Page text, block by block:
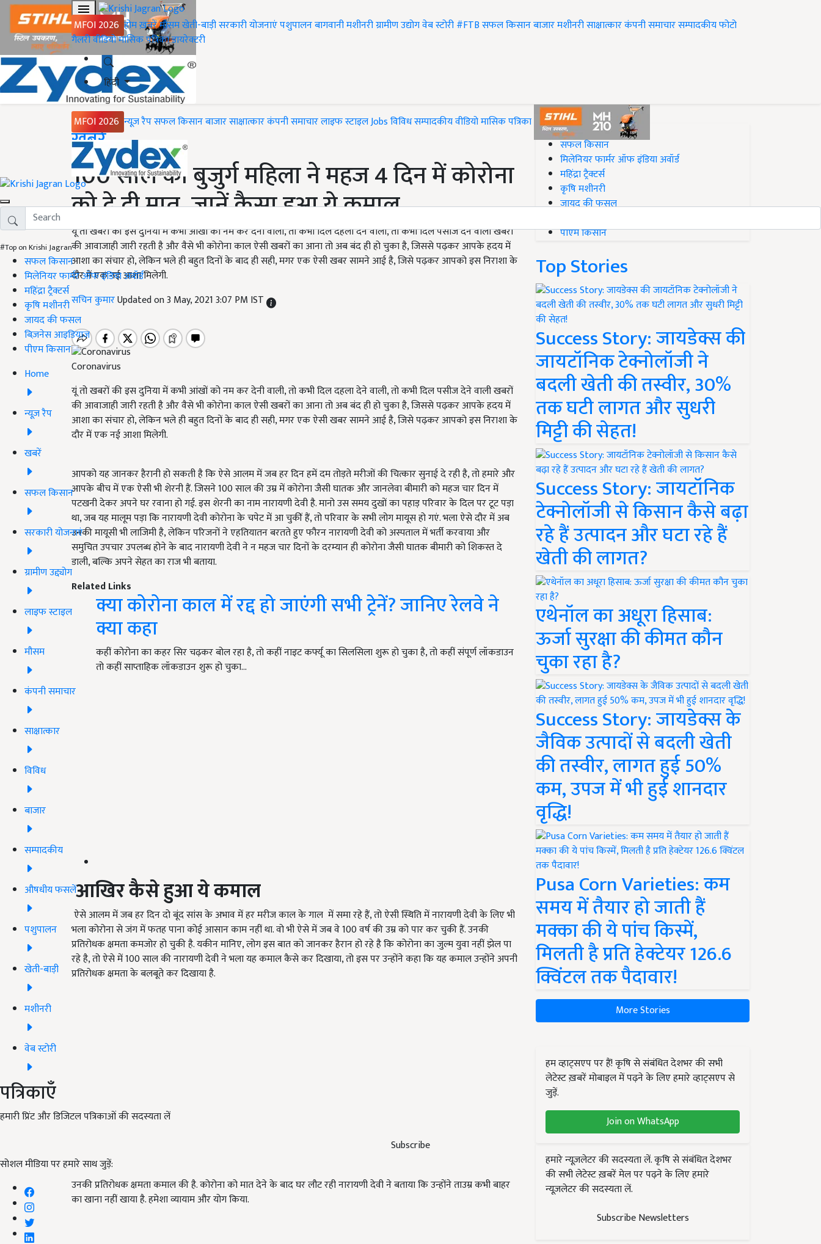
MFOI 2026 होमख़बरेंमौसमखेती-बाड़ीसरकारी योजनाएंपशुपालनबागवानीमशीनरीग्रामीण उद्योगवेब स्टोरी#FTBसफल किसानबाजारमशीनरीसाक्षात्कारकंपनी समाचारसम्पादकीयफोटो
गैलरीवीडियोमासिक पत्रिकाडायरेक्टरी
हिंदी
MFOI 2026 न्यूज़ रैपसफल किसानबाजारसाक्षात्कारकंपनी समाचारलाइफ स्टाइलJobsविविधसम्पादकीयवीडियोमासिक पत्रिका
#Top on Krishi Jagran
सफल किसान
मिलेनियर फार्मर ऑफ इंडिया अवॉर्ड
महिंद्रा ट्रैक्टर्स
कृषि मशीनरी
जायद की फसल
बिज़नेस आइडियाज
पीएम किसान
Home
न्यूज़ रैप
खबरें
सफल किसान
सरकारी योजनाएं
ग्रामीण उद्द्योग
लाइफ स्टाइल
मौसम
कंपनी समाचार
साक्षात्कार
विविध
बाजार
सम्पादकीय
औषधीय फसलें
पशुपालन
खेती-बाड़ी
मशीनरी
वेब स्टोरी
पत्रिकाएँ
हमारी प्रिंट और डिजिटल पत्रिकाओं की सदस्यता लें
Subscribe
सोशल मीडिया पर हमारे साथ जुड़ें:
Home
ख़बरें
100 साल की बुजुर्ग महिला ने महज 4 दिन में कोरोना
को दे दी मात, जानें कैसा हुआ ये कमाल
यूं तो खबरों की इस दुनिया में कभी आंखों को नम कर देनी वाली, तो कभी दिल दहला देने वाली, तो कभी दिल पसीज देने वाली खबरों
की आवाजाही जारी रहती है और वैसे भी कोरोना काल ऐसी खबरों का आना तो अब बंद ही हो चुका है, जिससे पढ़कर आपके हदय में
आशा का संचार हो, लेकिन भले ही बहुत दिनों के बाद ही सही, मगर एक ऐसी खबर सामने आई है, जिसे पढ़कर आपको इस निराशा के
दौर में एक नई आशा मिलेगी.
सचिन कुमारUpdated on 3 May, 2021 3:07 PM IST
Coronavirus
यूं तो खबरों की इस दुनिया में कभी आंखों को नम कर देनी वाली, तो कभी दिल दहला देने वाली, तो कभी दिल पसीज देने वाली खबरों
की आवाजाही जारी रहती है और वैसे भी कोरोना काल ऐसी खबरों का आना तो अब बंद ही हो चुका है, जिससे पढ़कर आपके हदय में
आशा का संचार हो, लेकिन भले ही बहुत दिनों के बाद ही सही, मगर एक ऐसी खबर सामने आई है, जिसे पढ़कर आपको इस निराशा के
दौर में एक नई आशा मिलेगी.
आपको यह जानकर हैरानी हो सकती है कि ऐसे आलम में जब हर दिन हमें दम तोड़ते मरीजों की चित्कार सुनाई दे रही है, तो हमारे और
आपके बीच में एक ऐसी भी शेरनी हैं. जिसने 100 साल की उम्र में कोरोना जैसी घातक और जानलेवा बीमारी को महज चार दिन में
पटखनी देकर अपने घर रवाना हो गई. इस शेरनी का नाम नारायणी देवी है. मानो उस समय दुखों का पहाड़ परिवार के दिल पर टूट पड़ा
था, जब यह मालूम पड़ा कि नारायणी देवी कोरोना के चपेट में आ चुकीं हैं, तो परिवार के सभी लोग मायूस हो गएं. भला ऐसे दौर में अब
उनकी मायूसी भी लाजिमी है, लेकिन परिजनों ने एहतियातन बरतते हुए फौरन नारायणी देवी को अस्पताल में भर्ती करवाया और
समुचित उपचार उपलब्ध होने के बाद नारायणी देवी ने न महज चार दिनों के दरम्यान ही कोरोना जैसी घातक बीमारी को शिकस्त दे
डाली, बल्कि अपने सेहत का राज भी बताया.
Related Links
क्या कोरोना काल में रद्द हो जाएंगी सभी ट्रेनें? जानिए रेलवे ने
क्या कहा
कहीं कोरोना का कहर सिर चढ़कर बोल रहा है, तो कहीं नाइट कर्फ्यू का सिलसिला शुरू हो चुका है, तो कहीं संपूर्ण लॉकडाउन
तो कहीं साप्ताहिक लॉकडाउन शुरू हो चुका…
आखिर कैसे हुआ ये कमाल
ऐसे आलम में जब हर दिन दो बूंद सांस के अभाव में हर मरीज काल के गाल में समा रहे हैं, तो ऐसी स्थिति में नारायणी देवी के लिए भी
भला कोरोना से जंग में फतह पाना कोई आसान काम नहीं था. वो भी ऐसे में जब वे 100 वर्ष की उम्र को पार कर चुकी हैं. उनकी
प्रतिरोधक क्षमता कमजोर हो चुकी है. यकीन मानिए, लोग इस बात को जानकर हैरान हो रहे है कि कोरोना का जुल्म युवा नहीं झेल पा
रहे है, तो ऐसे में 100 साल की नारायणी देवी ने भला यह कमाल कैसे कर दिखाया, तो इस पर उन्होंने कहा कि यह कमाल उन्होंने अपनी
प्रतिरोधक क्षमता के बलबूते कर दिखाया है.
उनकी प्रतिरोधक क्षमता कमाल की है. कोरोना को मात देने के बाद घर लौट रही नारायणी देवी ने बताया कि उन्होंने ताउम्र कभी बाहर
का खाना नहीं खाया है. हमेशा व्यायाम और योग किया.
#Top on Krishi Jagran
सफल किसान
मिलेनियर फार्मर ऑफ इंडिया अवॉर्ड
महिंद्रा ट्रैक्टर्स
कृषि मशीनरी
जायद की फसल
पीएम किसान
Top Stories
Success Story: जायडेक्स की
जायटॉनिक टेक्नोलॉजी ने
बदली खेती की तस्वीर, 30%
तक घटी लागत और सुधरी
मिट्टी की सेहत!
Success Story: जायटॉनिक
टेक्नोलॉजी से किसान कैसे बढ़ा
रहे हैं उत्पादन और घटा रहे हैं
खेती की लागत?
एथेनॉल का अधूरा हिसाब:
ऊर्जा सुरक्षा की कीमत कौन
चुका रहा है?
Success Story: जायडेक्स के
जैविक उत्पादों से बदली खेती
की तस्वीर, लागत हुई 50%
कम, उपज में भी हुई शानदार
वृद्धि!
Pusa Corn Varieties: कम
समय में तैयार हो जाती हैं
मक्का की ये पांच किस्में,
मिलती है प्रति हेक्टेयर 126.6
क्विंटल तक पैदावार!
More Stories
हम व्हाट्सएप पर हैं! कृषि से संबंधित देशभर की सभी
लेटेस्ट ख़बरें मोबाइल में पढ़ने के लिए हमारे व्हाट्सएप से
जुड़ें.
Join on WhatsApp
हमारे न्यूज़लेटर की सदस्यता लें. कृषि से संबंधित देशभर
की सभी लेटेस्ट ख़बरें मेल पर पढ़ने के लिए हमारे
न्यूज़लेटर की सदस्यता लें.
Subscribe Newsletters